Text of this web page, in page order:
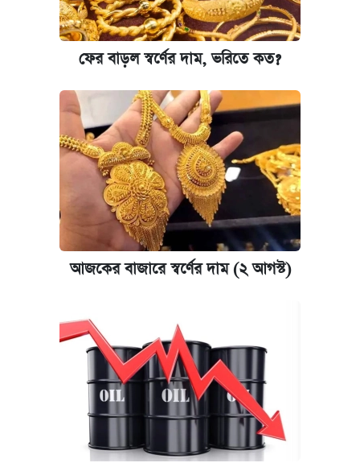
ফের বাড়ল স্বর্ণের দাম, ভরিতে কত?
আজকের বাজারে স্বর্ণের দাম (২ আগস্ট)